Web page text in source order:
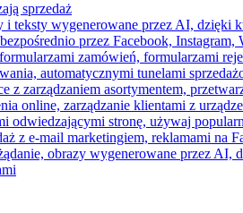
sprzedaż
i teksty wygenerowane przez AI, dzięki
przez Facebook, Instagram,
zamówień, formularzami
automatycznymi tunelami
z zarządzaniem asortymentem,
online, zarządzanie klientami z
odwiedzającymi stronę, używaj
z e-mail marketingiem, reklamami na
obrazy wygenerowane przez AI,